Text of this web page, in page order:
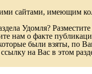
сайтами, имеющим
Удомля?
нам о факте
были взяты, по
на Вас в этом